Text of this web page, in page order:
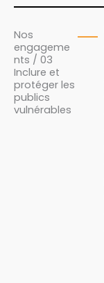
Nos
engageme
nts / 03
Inclure et
protéger les
publics
vulnérables